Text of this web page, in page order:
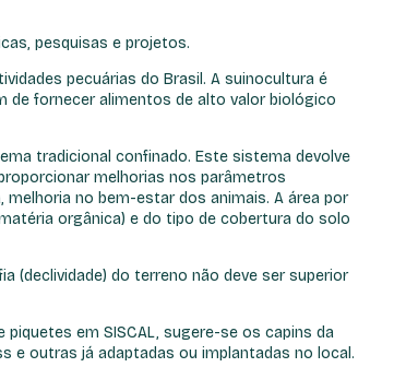
pesquisas e projetos.
pecuárias do Brasil. A suinocultura é
de fornecer alimentos de alto valor biológico
tradicional confinado. Este sistema devolve
melhorias nos parâmetros
no bem-estar dos animais. A área por
orgânica) e do tipo de cobertura do solo
(declividade) do terreno não deve ser superior
em SISCAL, sugere-se os capins da
e outras já adaptadas ou implantadas no local.